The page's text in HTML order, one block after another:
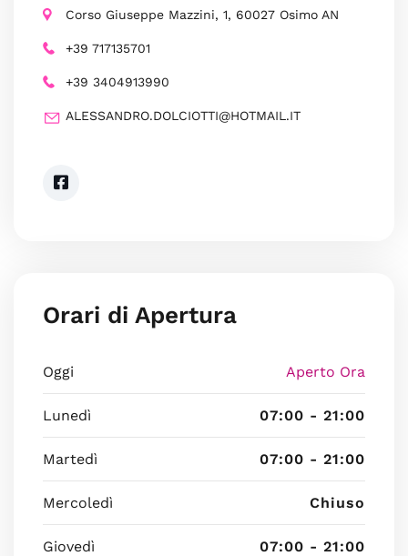
Corso Giuseppe Mazzini, 1, 60027 Osimo AN
+39 717135701
+39 3404913990
ALESSANDRO.DOLCIOTTI@HOTMAIL.IT
Orari di Apertura
Oggi Aperto Ora
Lunedì 07:00 - 21:00
Martedì 07:00 - 21:00
Mercoledì Chiuso
Giovedì 07:00 - 21:00